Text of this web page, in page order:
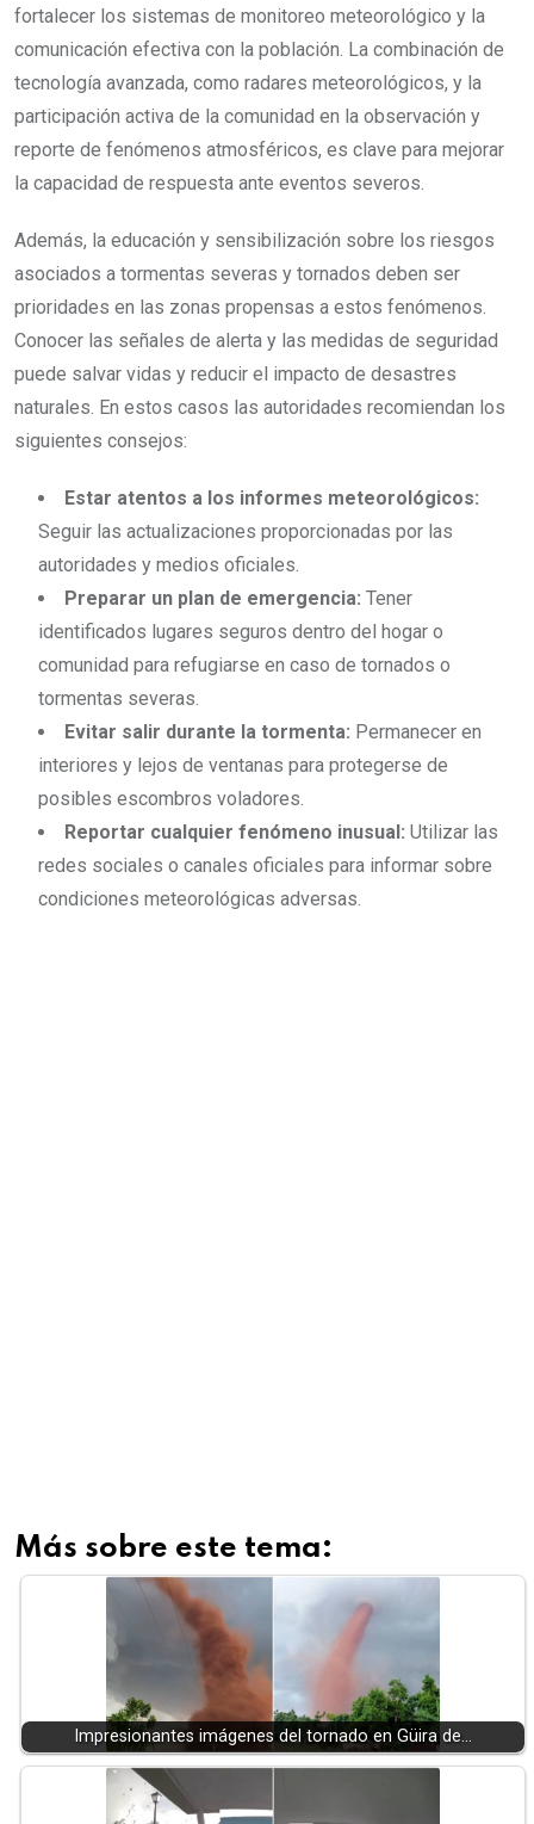
fortalecer los sistemas de monitoreo meteorológico y la
comunicación efectiva con la población. La combinación de
tecnología avanzada, como radares meteorológicos, y la
participación activa de la comunidad en la observación y
reporte de fenómenos atmosféricos, es clave para mejorar
la capacidad de respuesta ante eventos severos.
Además, la educación y sensibilización sobre los riesgos
asociados a tormentas severas y tornados deben ser
prioridades en las zonas propensas a estos fenómenos.
Conocer las señales de alerta y las medidas de seguridad
puede salvar vidas y reducir el impacto de desastres
naturales. En estos casos las autoridades recomiendan los
siguientes consejos:
Estar atentos a los informes meteorológicos:
Seguir las actualizaciones proporcionadas por las
autoridades y medios oficiales.
Preparar un plan de emergencia: Tener
identificados lugares seguros dentro del hogar o
comunidad para refugiarse en caso de tornados o
tormentas severas.
Evitar salir durante la tormenta: Permanecer en
interiores y lejos de ventanas para protegerse de
posibles escombros voladores.
Reportar cualquier fenómeno inusual: Utilizar las
redes sociales o canales oficiales para informar sobre
condiciones meteorológicas adversas.
Más sobre este tema:
Impresionantes imágenes del tornado en Güira de…